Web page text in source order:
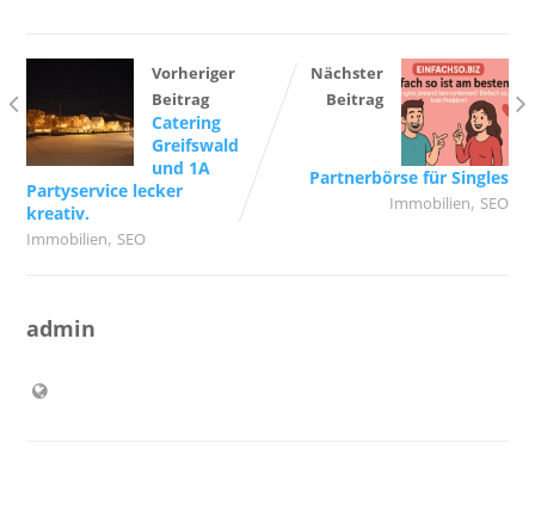
Vorheriger
Beitrag
Catering
Greifswald
und 1A
Partyservice lecker
kreativ.
Immobilien, SEO
Nächster
Beitrag
Partnerbörse für Singles
Immobilien, SEO
admin